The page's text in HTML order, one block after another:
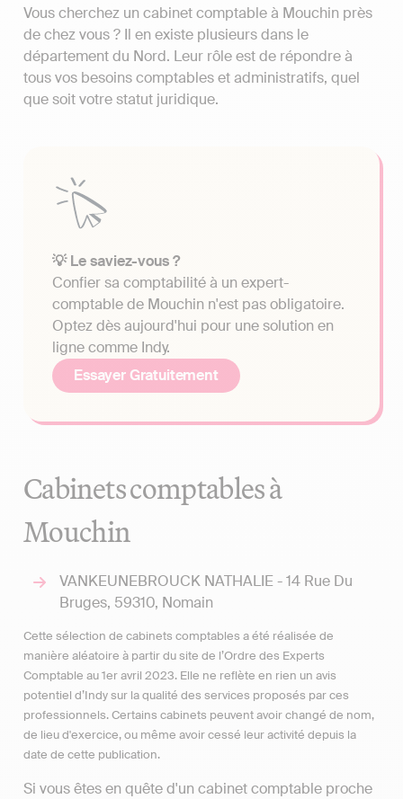
Vous cherchez un cabinet comptable à Mouchin près
de chez vous ? Il en existe plusieurs dans le
département du Nord. Leur rôle est de répondre à
tous vos besoins comptables et administratifs, quel
que soit votre statut juridique.
💡 Le saviez-vous ?
Confier sa comptabilité à un expert-
comptable de Mouchin n'est pas obligatoire.
Optez dès aujourd'hui pour une solution en
ligne comme Indy.
Essayer Gratuitement
Cabinets comptables à
Mouchin
VANKEUNEBROUCK NATHALIE - 14 Rue Du
Bruges, 59310, Nomain
Cette sélection de cabinets comptables a été réalisée de
manière aléatoire à partir du site de l’Ordre des Experts
Comptable au 1er avril 2023. Elle ne reflète en rien un avis
potentiel d’Indy sur la qualité des services proposés par ces
professionnels. Certains cabinets peuvent avoir changé de nom,
de lieu d'exercice, ou même avoir cessé leur activité depuis la
date de cette publication.
Si vous êtes en quête d'un cabinet comptable proche